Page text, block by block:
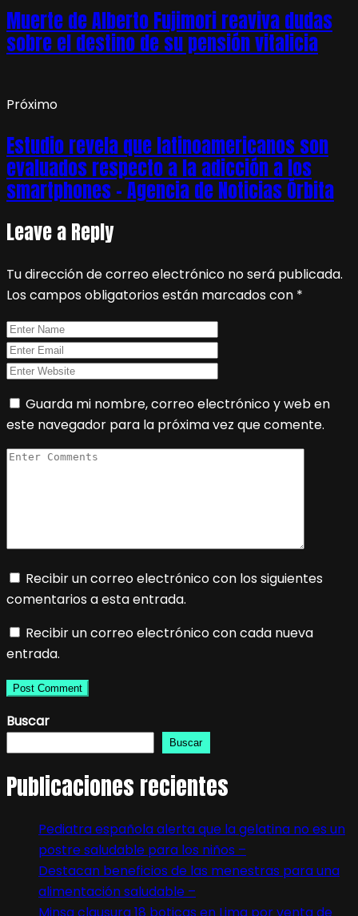
Muerte de Alberto Fujimori reaviva dudas
sobre el destino de su pensión vitalicia
Próximo
Estudio revela que latinoamericanos son
evaluados respecto a la adicción a los
smartphones – Agencia de Noticias Órbita
Leave a Reply
Tu dirección de correo electrónico no será publicada.
Los campos obligatorios están marcados con *
Guarda mi nombre, correo electrónico y web en
este navegador para la próxima vez que comente.
Recibir un correo electrónico con los siguientes
comentarios a esta entrada.
Recibir un correo electrónico con cada nueva
entrada.
Buscar
Buscar
Publicaciones recientes
Pediatra española alerta que la gelatina no es un
postre saludable para los niños –
Destacan beneficios de las menestras para una
alimentación saludable –